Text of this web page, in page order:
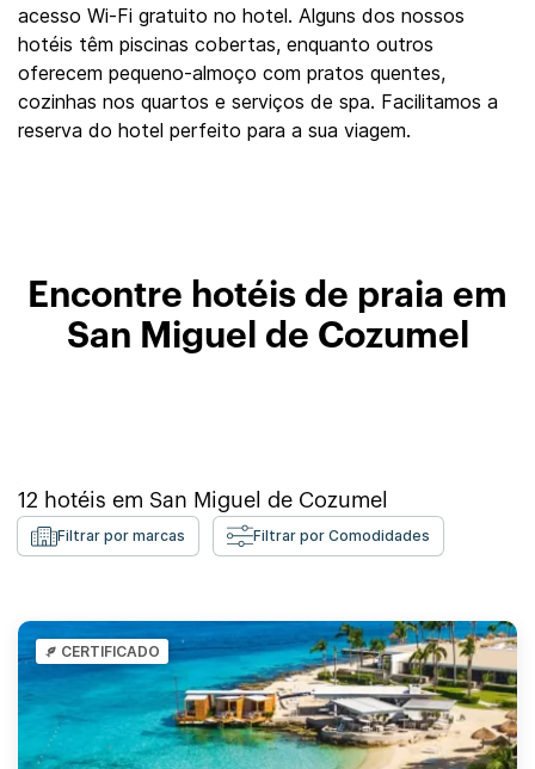
acesso Wi-Fi gratuito no hotel. Alguns dos nossos
hotéis têm piscinas cobertas, enquanto outros
oferecem pequeno-almoço com pratos quentes,
cozinhas nos quartos e serviços de spa. Facilitamos a
reserva do hotel perfeito para a sua viagem.
Encontre hotéis de praia em
San Miguel de Cozumel
12 hotéis em San Miguel de Cozumel
Filtrar por marcas Filtrar por Comodidades
CERTIFICADO